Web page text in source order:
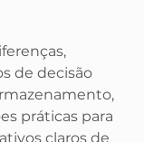
de decisão
práticas para
claros de